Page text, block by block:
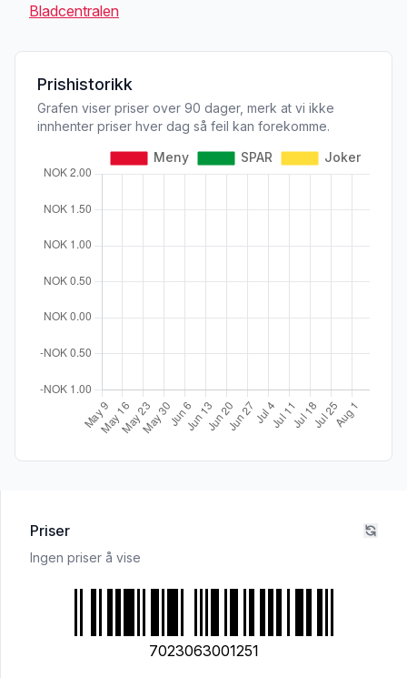
Bladcentralen
Prishistorikk
Grafen viser priser over 90 dager, merk at vi ikke
innhenter priser hver dag så feil kan forekomme.
Priser
Ingen priser å vise
7023063001251